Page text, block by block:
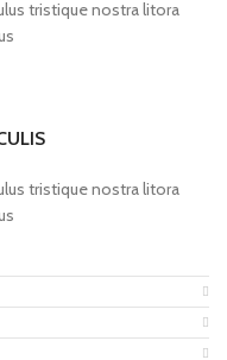
tristique nostra litora
tristique nostra litora